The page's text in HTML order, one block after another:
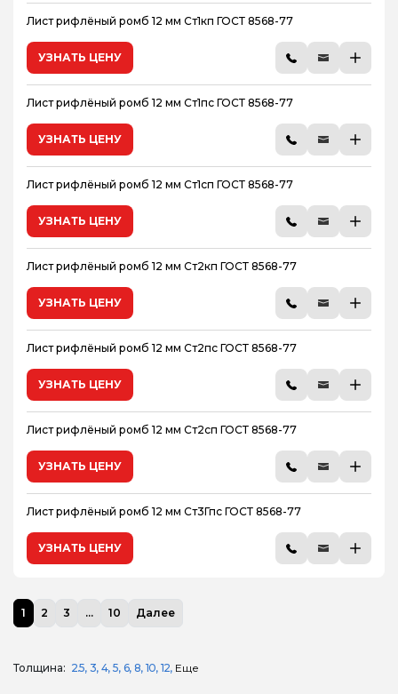
Лист рифлёный ромб 12 мм Ст1кп ГОСТ 8568-77
УЗНАТЬ ЦЕНУ
Лист рифлёный ромб 12 мм Ст1пс ГОСТ 8568-77
УЗНАТЬ ЦЕНУ
Лист рифлёный ромб 12 мм Ст1сп ГОСТ 8568-77
УЗНАТЬ ЦЕНУ
Лист рифлёный ромб 12 мм Ст2кп ГОСТ 8568-77
УЗНАТЬ ЦЕНУ
Лист рифлёный ромб 12 мм Ст2пс ГОСТ 8568-77
УЗНАТЬ ЦЕНУ
Лист рифлёный ромб 12 мм Ст2сп ГОСТ 8568-77
УЗНАТЬ ЦЕНУ
Лист рифлёный ромб 12 мм Ст3Гпс ГОСТ 8568-77
УЗНАТЬ ЦЕНУ
1 2 3 ... 10 Далее
Толщина: 2.5 3 4 5 6 8 10 12 Еще